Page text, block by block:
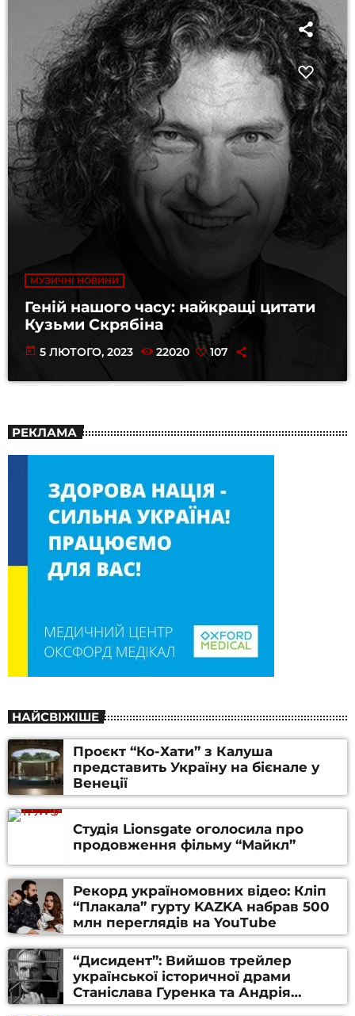
МУЗИЧНІ НОВИНИ
Геній нашого часу: найкращі цитати
Кузьми Скрябіна
today 5 ЛЮТОГО, 2023 22020 107
РЕКЛАМА
НАЙСВІЖІШЕ
Проєкт “Ко-Хати” з Калуша
представить Україну на бієнале у
Венеції
Студія Lionsgate оголосила про
продовження фільму “Майкл”
Рекорд україномовних відео: Кліп
“Плакала” гурту KAZKA набрав 500
млн переглядів на YouTube
“Дисидент”: Вийшов трейлер
української історичної драми
Станіслава Гуренка та Андрія
Алфьорова (ВІДЕО)